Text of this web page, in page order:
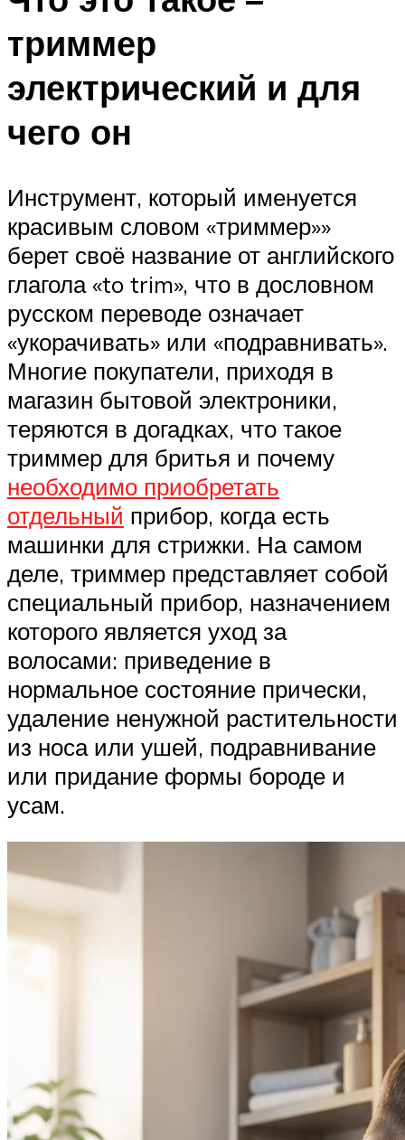
триммер
электрический и для
чего он
Инструмент, который именуется
красивым словом «триммер»»
берет своё название от английского
глагола «to trim», что в дословном
русском переводе означает
«укорачивать» или «подравнивать».
Многие покупатели, приходя в
магазин бытовой электроники,
теряются в догадках, что такое
триммер для бритья и почему
необходимо приобретать
отдельный прибор, когда есть
машинки для стрижки. На самом
деле, триммер представляет собой
специальный прибор, назначением
которого является уход за
волосами: приведение в
нормальное состояние прически,
удаление ненужной растительности
из носа или ушей, подравнивание
или придание формы бороде и
усам.